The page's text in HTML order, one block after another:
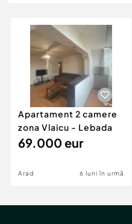
Animale de companie
Afaceri și
Inchiriere Bunuri si
Piese auto si accesorii
Dacia Duster
Apartament 2 camere
zona Vlaicu - Lebada
69.000 eur
Arad 6 luni în urmă